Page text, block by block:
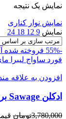
نمایش یک نتیجه
نمایش نوار کناری
نمایش 9
12
18
24
-55% فروخته شده
فورد ساواج لیبرا
افزودن به علاقه
ادکلن Sawage برند ژاکلین (ساواج)
3,780,000تومان